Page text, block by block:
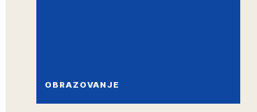
OBRAZOVANJE